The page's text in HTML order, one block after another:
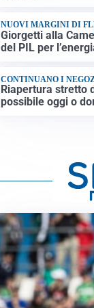
NUOVI MARGINI DI
Giorgetti alla
del PIL per
CONTINUANO I
Riapertura stretto
possibile oggi o